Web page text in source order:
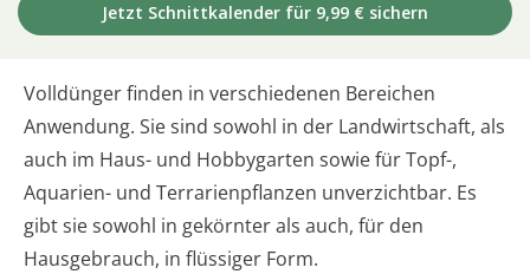
Jetzt Schnittkalender für 9,99 € sichern
Volldünger finden in verschiedenen Bereichen
Anwendung. Sie sind sowohl in der Landwirtschaft, als
auch im Haus- und Hobbygarten sowie für Topf-,
Aquarien- und Terrarienpflanzen unverzichtbar. Es
gibt sie sowohl in gekörnter als auch, für den
Hausgebrauch, in flüssiger Form.